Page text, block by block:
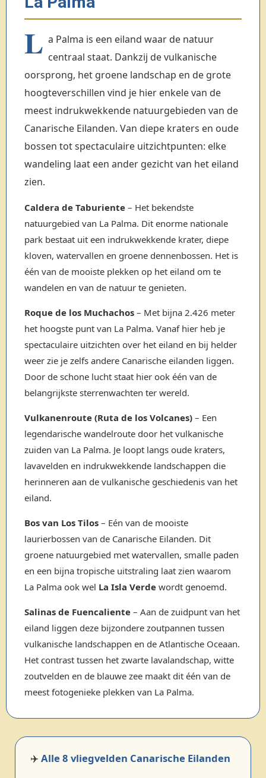
L a Palma is een eiland waar de natuur
centraal staat. Dankzij de vulkanische
oorsprong, het groene landschap en de grote
hoogteverschillen vind je hier enkele van de
meest indrukwekkende natuurgebieden van de
Canarische Eilanden. Van diepe kraters en oude
bossen tot spectaculaire uitzichtpunten: elke
wandeling laat een ander gezicht van het eiland
zien.
Caldera de Taburiente – Het bekendste
natuurgebied van La Palma. Dit enorme nationale
park bestaat uit een indrukwekkende krater, diepe
kloven, watervallen en groene dennenbossen. Het is
één van de mooiste plekken op het eiland om te
wandelen en van de natuur te genieten.
Roque de los Muchachos – Met bijna 2.426 meter
het hoogste punt van La Palma. Vanaf hier heb je
spectaculaire uitzichten over het eiland en bij helder
weer zie je zelfs andere Canarische eilanden liggen.
Door de schone lucht staat hier ook één van de
belangrijkste sterrenwachten ter wereld.
Vulkanenroute (Ruta de los Volcanes) – Een
legendarische wandelroute door het vulkanische
zuiden van La Palma. Je loopt langs oude kraters,
lavavelden en indrukwekkende landschappen die
herinneren aan de vulkanische geschiedenis van het
eiland.
Bos van Los Tilos – Eén van de mooiste
laurierbossen van de Canarische Eilanden. Dit
groene natuurgebied met watervallen, smalle paden
en een bijna tropische uitstraling laat zien waarom
La Palma ook wel La Isla Verde wordt genoemd.
Salinas de Fuencaliente – Aan de zuidpunt van het
eiland liggen deze bijzondere zoutpannen tussen
vulkanische landschappen en de Atlantische Oceaan.
Het contrast tussen het zwarte lavalandschap, witte
zoutvelden en de blauwe zee maakt dit één van de
meest fotogenieke plekken van La Palma.
✈️ Alle 8 vliegvelden Canarische Eilanden